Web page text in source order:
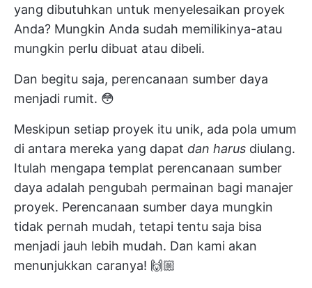
yang dibutuhkan untuk menyelesaikan proyek
Anda? Mungkin Anda sudah memilikinya-atau
mungkin perlu dibuat atau dibeli.
Dan begitu saja, perencanaan sumber daya
menjadi rumit. 😳
Meskipun setiap proyek itu unik, ada pola umum
di antara mereka yang dapat dan harus diulang.
Itulah mengapa templat perencanaan sumber
daya adalah pengubah permainan bagi manajer
proyek. Perencanaan sumber daya mungkin
tidak pernah mudah, tetapi tentu saja bisa
menjadi jauh lebih mudah. Dan kami akan
menunjukkan caranya! 🙌🏼